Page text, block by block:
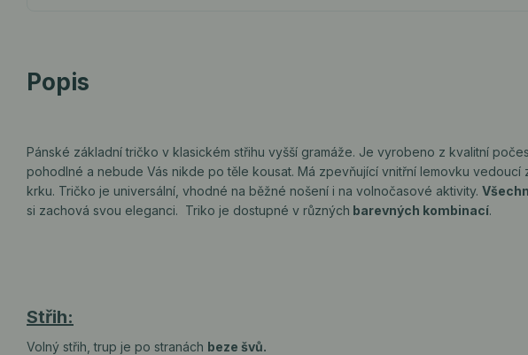
Popis
Pánské základní tričko v klasickém střihu vyšší gramáže. Je vyrobeno z kvalitní
pohodlné a nebude Vás nikde po těle kousat. Má zpevňující vnitřní lemovku
krku. Tričko je universální, vhodné na běžné nošení i na volnočasové aktivity.
si zachová svou eleganci. Triko je dostupné v různých barevných kombinací.
Střih:
Volný střih, trup je po stranách beze švů.